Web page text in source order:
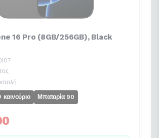
16 Pro (8GB/256GB), Black
Μπαταρία 90